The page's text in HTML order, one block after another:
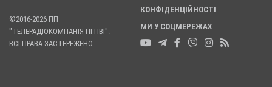
©2016-2026 ПП
"ТЕЛЕРАДІОКОМПАНІЯ ПІТІВІ".
ВСІ ПРАВА ЗАСТЕРЕЖЕНО
КОНФІДЕНЦІЙНОСТІ
МИ У СОЦМЕРЕЖАХ